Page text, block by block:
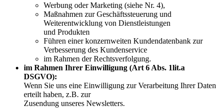
Werbung oder Marketing (siehe Nr. 4),
Maßnahmen zur Geschäftssteuerung und
Weiterentwicklung von Dienstleistungen
und Produkten
Führen einer konzernweiten Kundendatenbank zur
Verbesserung des Kundenservice
im Rahmen der Rechtsverfolgung.
im Rahmen Ihrer Einwilligung (Art 6 Abs. 1lit.a
DSGVO):
Wenn Sie uns eine Einwilligung zur Verarbeitung Ihrer Daten
erteilt haben, z.B. zur
Zusendung unseres Newsletters.